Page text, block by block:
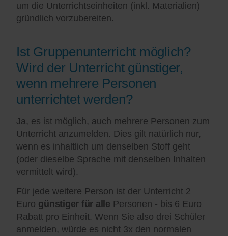
um die Unterrichtseinheiten (inkl. Materialien)
gründlich vorzubereiten.
Ist Gruppenunterricht möglich?
Wird der Unterricht günstiger,
wenn mehrere Personen
unterrichtet werden?
Ja, es ist möglich, auch mehrere Personen zum
Unterricht anzumelden. Dies gilt natürlich nur,
wenn es inhaltlich um denselben Stoff geht
(oder dieselbe Sprache mit denselben Inhalten
vermittelt wird).
Für jede weitere Person ist der Unterricht 2
Euro günstiger für alle Personen - bis 6 Euro
Rabatt pro Einheit. Wenn Sie also drei Schüler
anmelden, würde es nicht 3x den normalen